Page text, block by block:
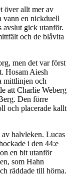
över allt mer av
vann en nickduell
gick utanför.
och de blåvita
men det var först
Hosam Aiesh
mittlinjen och
att Charlie Weberg
Den förre
och placerade kallt
av halvleken. Lucas
i den 44:e
en bit utanför
som Hahn
räddade till hörna.